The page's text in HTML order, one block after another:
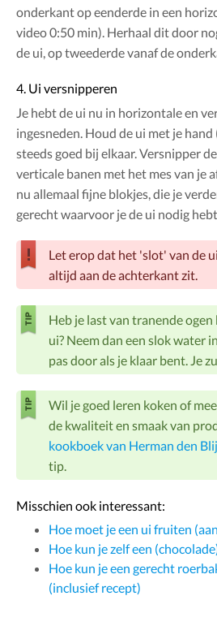
onderkant op eenderde in een
video 0:50 min). Herhaal dit door
de ui, op tweederde vanaf de
4. Ui versnipperen
Je hebt de ui nu in horizontale en
ingesneden. Houd de ui met je
steeds goed bij elkaar. Versnipper
verticale banen met het mes van je
nu allemaal fijne blokjes, die je
gerecht waarvoor je de ui nodig hebt.
Let erop dat het 'slot' van de
altijd aan de achterkant zit.
Heb je last van tranende
ui? Neem dan een slok water
pas door als je klaar bent. Je
Wil je goed leren koken of
de kwaliteit en smaak van
kookboek van Herman den
tip.
Misschien ook interessant:
Hoe moet je een ui fruiten
Hoe kun je zelf een
Hoe kun je een gerecht
(inclusief recept)